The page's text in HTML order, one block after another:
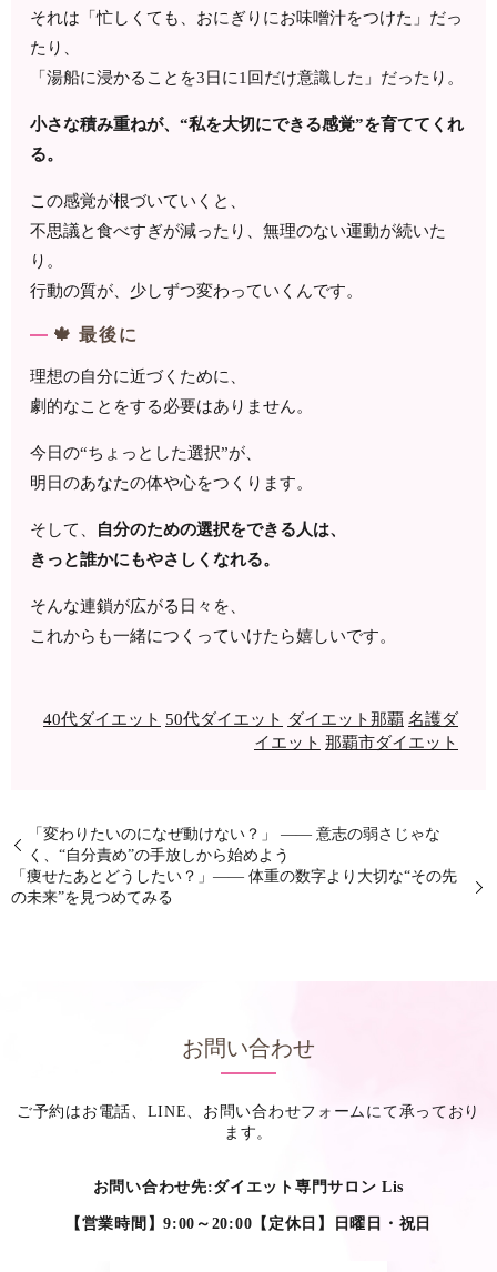
それは「忙しくても、おにぎりにお味噌汁をつけた」だっ
たり、
「湯船に浸かることを3日に1回だけ意識した」だったり。
小さな積み重ねが、“私を大切にできる感覚”を育ててくれ
る。
この感覚が根づいていくと、
不思議と食べすぎが減ったり、無理のない運動が続いた
り。
行動の質が、少しずつ変わっていくんです。
🍁 最後に
理想の自分に近づくために、
劇的なことをする必要はありません。
今日の“ちょっとした選択”が、
明日のあなたの体や心をつくります。
そして、
自分のための選択をできる人は、
きっと誰かにもやさしくなれる。
そんな連鎖が広がる日々を、
これからも一緒につくっていけたら嬉しいです。
40代ダイエット 50代ダイエット ダイエット那覇 名護ダ
イエット 那覇市ダイエット
「変わりたいのになぜ動けない？」 —— 意志の弱さじゃな
く、“自分責め”の手放しから始めよう
「痩せたあとどうしたい？」—— 体重の数字より大切な“その先
の未来”を見つめてみる
お問い合わせ
ご予約はお電話、LINE、お問い合わせフォームにて承っており
ます。
お問い合わせ先:ダイエット専門サロン Lis
【営業時間】9:00～20:00【定休日】日曜日・祝日